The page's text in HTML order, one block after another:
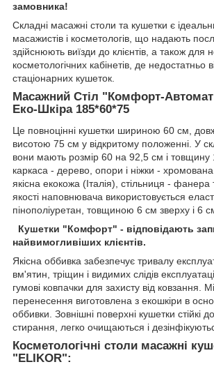
замовника!
Складні масажні столи та кушетки є
масажистів і косметологів, що надають
здійснюють виїзди до клієнтів, а також для
косметологічних кабінетів, де недостатньо
стаціонарних кушеток.
Масажний Стіл "Комфорт-
Еко-Шкіра 185*60*75
Це повноцінні кушетки шириною 60 см,
висотою 75 см у відкритому положенні. У
вони мають розмір 60 на 92,5 см і товщину
каркаса - дерево, опори і ніжки -
якісна екокожа (Італія), стільниця -
якості наповнювача використовується
пінополіуретан, товщиною 6 см зверху і 6 см
Кушетки "Комфорт" - відповідають
найвимогливіших клієнтів.
Якісна оббивка забезпечує тривалу
вм'ятин, тріщин і видимих слідів
гумові ковпачки для захисту від ковзання.
перенесення виготовлена з екошкіри в
оббивки. Зовнішні поверхні кушетки стійкі
стирання, легко очищаються і
Косметологічні столи масажні
"ELIKOR":